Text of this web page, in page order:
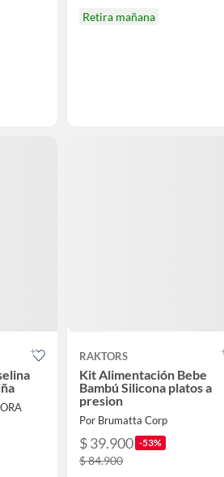
Retira mañana
RAKTORS
Kit Alimentación Bebe
Bambú Silicona platos a
presion
Por Brumatta Corp
$ 39.900 -53%
$ 84.900